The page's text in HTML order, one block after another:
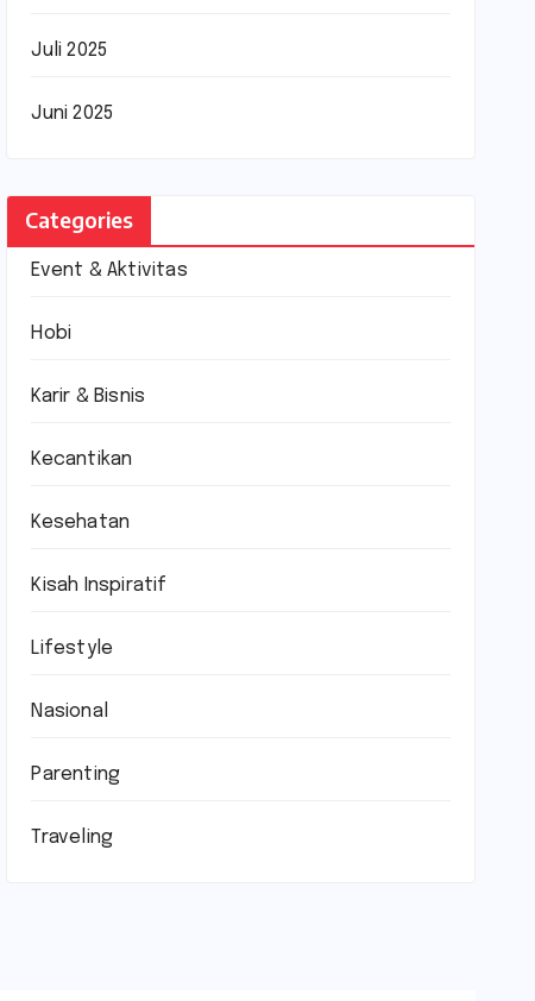
Juli 2025
Juni 2025
Categories
Event & Aktivitas
Hobi
Karir & Bisnis
Kecantikan
Kesehatan
Kisah Inspiratif
Lifestyle
Nasional
Parenting
Traveling